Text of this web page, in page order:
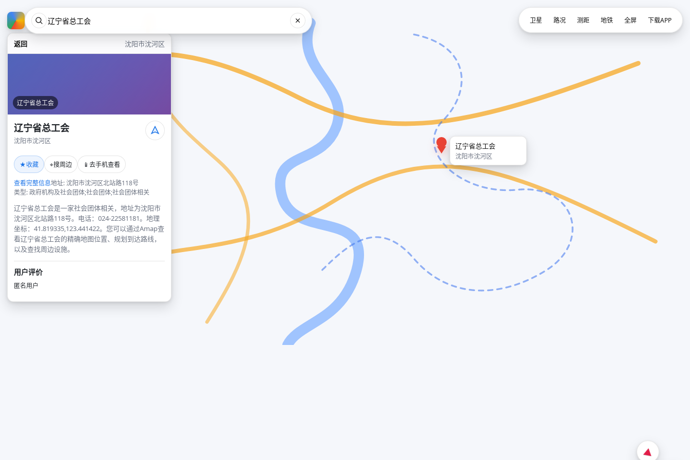
返回 沈阳市沈河区
辽宁省总工会
辽宁省总工会
沈阳市沈河区
★收藏 ⌖搜周边 📱 去手机查看
查看完整信息地址: 沈阳市沈河区北站路118号
类型: 政府机构及社会团体;社会团体;社会团体相关
辽宁省总工会是一家社会团体相关，地址为沈阳市
沈河区北站路118号。电话：024-22581181。地理
坐标：41.819335,123.441422。您可以通过Amap查
看辽宁省总工会的精确地图位置、规划到达路线，
以及查找周边设施。
用户评价
匿名用户
辽宁省总工会
沈阳市沈河区
卫星 路况 测距 地铁 全屏 下载APP